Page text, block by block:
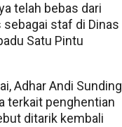
telah bebas dari
staf di Dinas
Satu Pintu
Adhar Andi Sunding
terkait penghentian
ditarik kembali